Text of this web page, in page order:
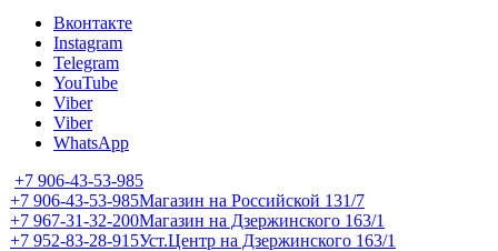
Вконтакте
Instagram
Telegram
YouTube
Viber
Viber
WhatsApp
+7 906-43-53-985
+7 906-43-53-985Магазин на Российской 131/7
+7 967-31-32-200Магазин на Дзержинского 163/1
+7 952-83-28-915Уст.Центр на Дзержинского 163/1